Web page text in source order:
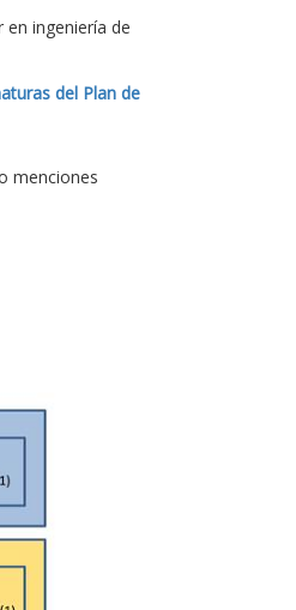
ingeniería de
del Plan de
menciones